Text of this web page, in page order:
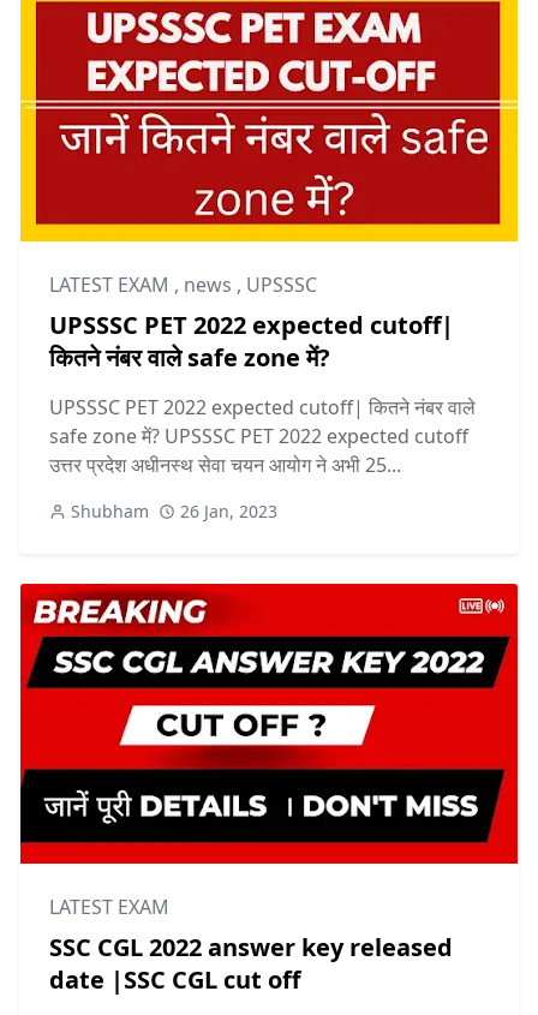
LATEST EXAM , news , UPSSSC
UPSSSC PET 2022 expected cutoff|
कितने नंबर वाले safe zone में?
UPSSSC PET 2022 expected cutoff| कितने नंबर वाले
safe zone में? UPSSSC PET 2022 expected cutoff
उत्तर प्रदेश अधीनस्थ सेवा चयन आयोग ने अभी 25...
Shubham 26 Jan, 2023
LATEST EXAM
SSC CGL 2022 answer key released
date |SSC CGL cut off